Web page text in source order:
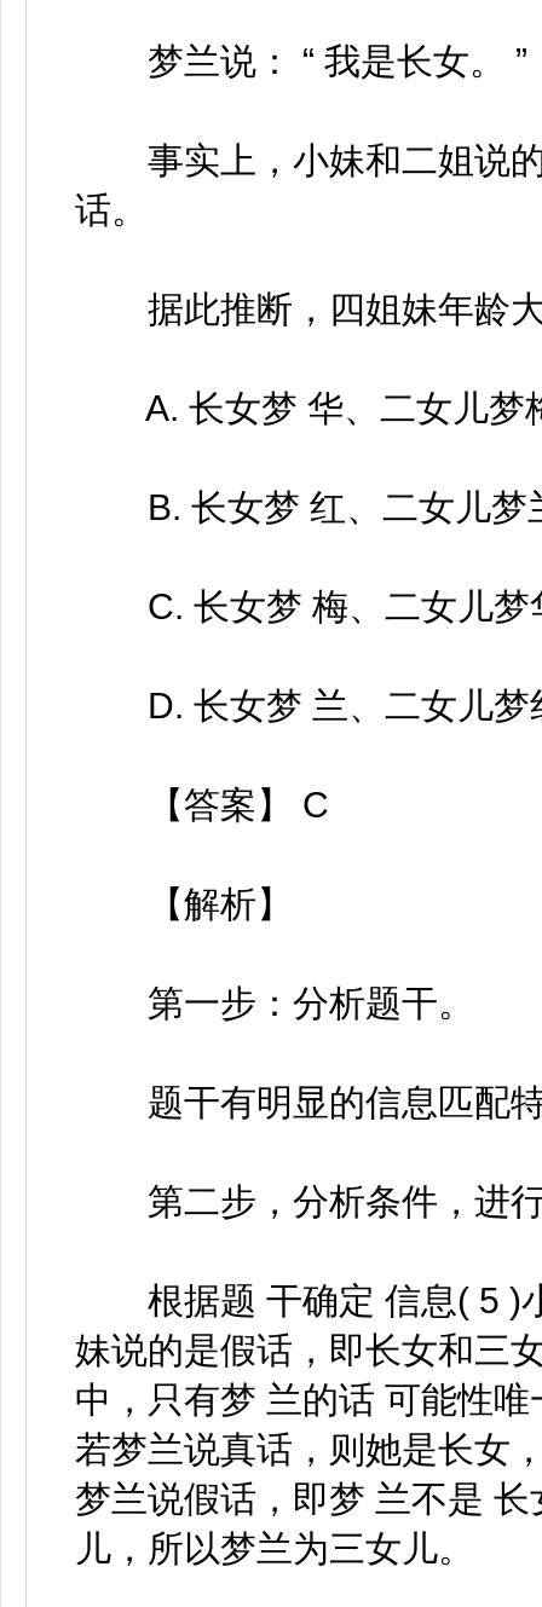
梦兰说： “ 我是长女。 ”
事实上，小妹和二姐说的
话。
据此推断，四姐妹年龄大
A. 长女梦 华、二女儿梦
B. 长女梦 红、二女儿梦
C. 长女梦 梅、二女儿梦
D. 长女梦 兰、二女儿梦
【答案】 C
【解析】
第一步：分析题干。
题干有明显的信息匹配特
第二步，分析条件，进
根据题 干确定 信息( 5 )
妹说的是假话，即长女和三
中，只有梦 兰的话 可能性
若梦兰说真话，则她是长女
梦兰说假话，即梦 兰不是
儿，所以梦兰为三女儿。